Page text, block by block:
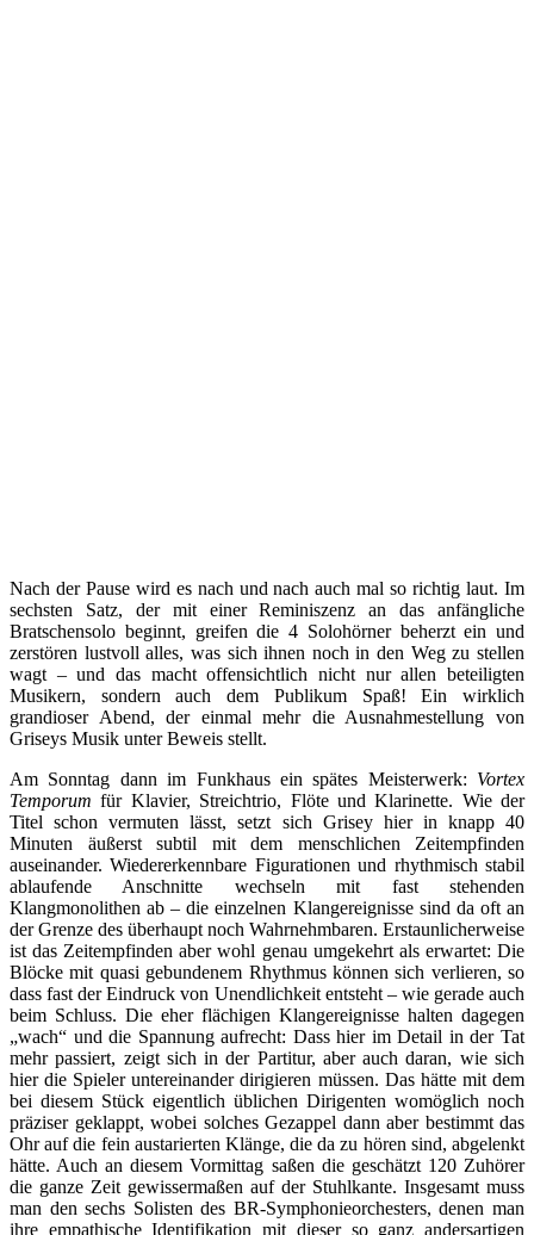
Nach der Pause wird es nach und nach auch mal so richtig laut. Im
sechsten Satz, der mit einer Reminiszenz an das anfängliche
Bratschensolo beginnt, greifen die 4 Solohörner beherzt ein und
zerstören lustvoll alles, was sich ihnen noch in den Weg zu stellen
wagt – und das macht offensichtlich nicht nur allen beteiligten
Musikern, sondern auch dem Publikum Spaß! Ein wirklich
grandioser Abend, der einmal mehr die Ausnahmestellung von
Griseys Musik unter Beweis stellt.
Am Sonntag dann im Funkhaus ein spätes Meisterwerk: Vortex
Temporumfür Klavier, Streichtrio, Flöte und Klarinette. Wie der
Titel schon vermuten lässt, setzt sich Grisey hier in knapp 40
Minuten äußerst subtil mit dem menschlichen Zeitempfinden
auseinander. Wiedererkennbare Figurationen und rhythmisch stabil
ablaufende Anschnitte wechseln mit fast stehenden
Klangmonolithen ab – die einzelnen Klangereignisse sind da oft an
der Grenze des überhaupt noch Wahrnehmbaren. Erstaunlicherweise
ist das Zeitempfinden aber wohl genau umgekehrt als erwartet: Die
Blöcke mit quasi gebundenem Rhythmus können sich verlieren, so
dass fast der Eindruck von Unendlichkeit entsteht – wie gerade auch
beim Schluss. Die eher flächigen Klangereignisse halten dagegen
„wach“ und die Spannung aufrecht: Dass hier im Detail in der Tat
mehr passiert, zeigt sich in der Partitur, aber auch daran, wie sich
hier die Spieler untereinander dirigieren müssen. Das hätte mit dem
bei diesem Stück eigentlich üblichen Dirigenten womöglich noch
präziser geklappt, wobei solches Gezappel dann aber bestimmt das
Ohr auf die fein austarierten Klänge, die da zu hören sind, abgelenkt
hätte. Auch an diesem Vormittag saßen die geschätzt 120 Zuhörer
die ganze Zeit gewissermaßen auf der Stuhlkante. Insgesamt muss
man den sechs Solisten des BR-Symphonieorchesters, denen man
ihre empathische Identifikation mit dieser so ganz andersartigen